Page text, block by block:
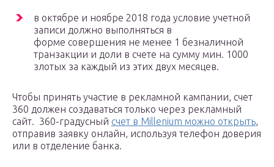
в октябре и ноябре 2018 года условие учетной
записи должно выполняться в
форме совершения не менее 1 безналичной
транзакции и доли в счете на сумму мин. 1000
злотых за каждый из этих двух месяцев.
Чтобы принять участие в рекламной кампании, счет
360 должен создаваться только через рекламный
сайт. 360-градусный счет в Millenium можно открыть,
отправив заявку онлайн, используя телефон доверия
или в отделение банка.